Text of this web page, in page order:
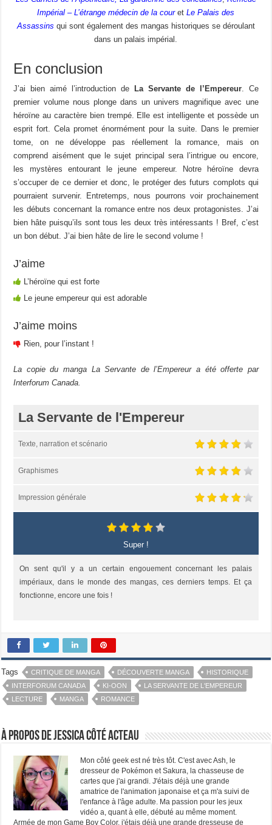
Impérial – L’étrange médecin de la couretLe Palais des
Assassins qui sont également des mangas historiques se déroulant
dans un palais impérial.
En conclusion
J’ai bien aimé l’introduction de La Servante de l’Empereur. Ce
premier volume nous plonge dans un univers magnifique avec une
héroïne au caractère bien trempé. Elle est intelligente et possède un
esprit fort. Cela promet énormément pour la suite. Dans le premier
tome, on ne développe pas réellement la romance, mais on
comprend aisément que le sujet principal sera l’intrigue ou encore,
les mystères entourant le jeune empereur. Notre héroïne devra
s’occuper de ce dernier et donc, le protéger des futurs complots qui
pourraient survenir. Entretemps, nous pourrons voir prochainement
les débuts concernant la romance entre nos deux protagonistes. J’ai
bien hâte puisqu’ils sont tous les deux très intéressants ! Bref, c’est
un bon début. J’ai bien hâte de lire le second volume !
J’aime
L’héroïne qui est forte
Le jeune empereur qui est adorable
J’aime moins
Rien, pour l’instant !
La copie du manga La Servante de l’Empereur a été offerte par
Interforum Canada.
La Servante de l'Empereur
Texte, narration et scénario
Graphismes
Impression générale
Super !
On sent qu'il y a un certain engouement concernant les palais
impériaux, dans le monde des mangas, ces derniers temps. Et ça
fonctionne, encore une fois !
Tags CRITIQUE DE MANGA DÉCOUVERTE MANGA
HISTORIQUE
INTERFORUM CANADA
KI-OON
LA SERVANTE DE L'EMPEREUR
LECTURE
MANGA ROMANCE
À propos de Jessica Côté Acteau
Mon côté geek est né très tôt. C'est avec Ash, le
dresseur de Pokémon et Sakura, la chasseuse de
cartes que j'ai grandi. J'étais déjà une grande
amatrice de l'animation japonaise et ça m'a suivi de
l'enfance à l'âge adulte. Ma passion pour les jeux
vidéo a, quant à elle, débuté au même moment.
Armée de mon Game Boy Color, j'étais déjà une grande dresseuse de